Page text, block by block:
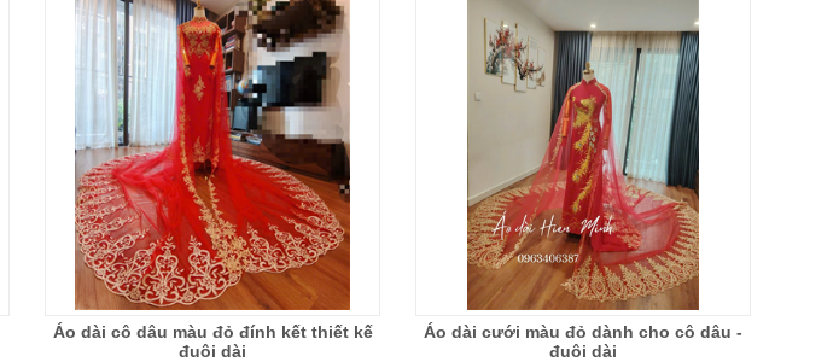
Áo dài cô dâu màu đỏ đính kết thiết kế
đuôi dài
Áo dài cưới màu đỏ dành cho cô dâu -
đuôi dài